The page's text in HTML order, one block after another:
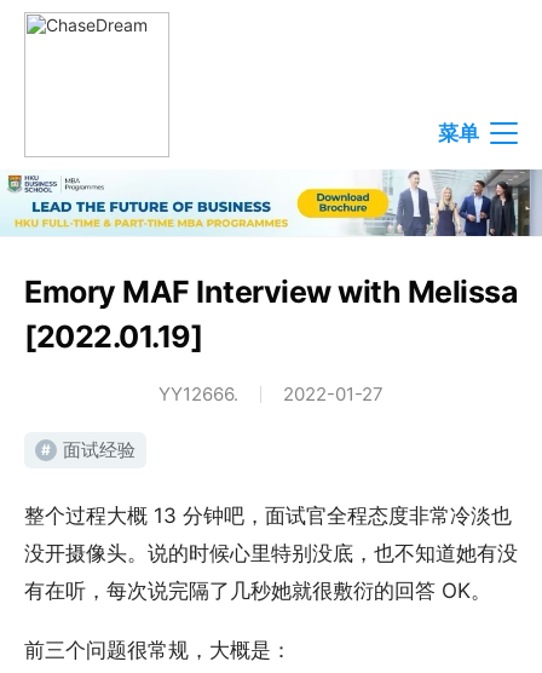
菜单
Emory MAF Interview with Melissa
[2022.01.19]
YY12666. 2022-01-27
# 面试经验
整个过程大概 13 分钟吧，面试官全程态度非常冷淡也
没开摄像头。说的时候心里特别没底，也不知道她有没
有在听，每次说完隔了几秒她就很敷衍的回答 OK。
前三个问题很常规，大概是：